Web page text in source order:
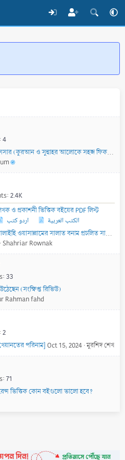
4
ও সুন্নাহর আলোকে সহজ ফিকহ) | Kitabullah Bookshop
2.4K
ও প্রকাশনী ভিত্তিক বইয়ের PDF লিস্ট
اردو کتب الكتب العربية
ওয়াসাল্লামের সালাত বনাম প্রচলিত সালাত - PDF
Shahriar Rownak
33
(সংক্ষিপ্ত রিভিউ)
Rahman fahd
2
পরিনাম] Oct 15, 2024 মুরশিদ শেখ
71
ভিত্তিক কোন বইগুলো ভালো হবে?